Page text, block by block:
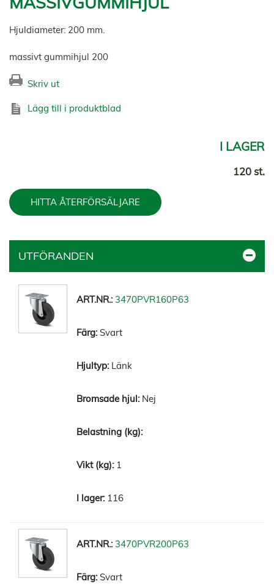
Hjuldiameter: 200 mm.
massivt gummihjul 200
Skriv ut
Lägg till i produktblad
I LAGER
120 st.
HITTA ÅTERFÖRSÄLJARE
UTFÖRANDEN
3470PVR160P63
Svart
Länk
Nej
1
116
3470PVR200P63
Svart